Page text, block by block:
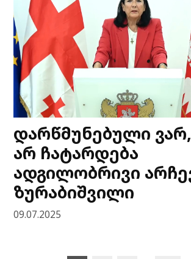
დარწმუნებული
არ ჩატარდება
ადგილობრივი
ზურაბიშვილი
09.07.2025